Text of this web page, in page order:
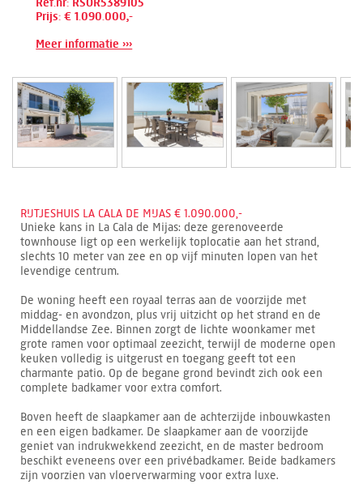
Ref.nr: RSOR5389105
Prijs: € 1.090.000,-
Meer informatie ›››
RIJTJESHUIS LA CALA DE MIJAS € 1.090.000,-
Unieke kans in La Cala de Mijas: deze gerenoveerde
townhouse ligt op een werkelijk toplocatie aan het strand,
slechts 10 meter van zee en op vijf minuten lopen van het
levendige centrum.
De woning heeft een royaal terras aan de voorzijde met
middag- en avondzon, plus vrij uitzicht op het strand en de
Middellandse Zee. Binnen zorgt de lichte woonkamer met
grote ramen voor optimaal zeezicht, terwijl de moderne open
keuken volledig is uitgerust en toegang geeft tot een
charmante patio. Op de begane grond bevindt zich ook een
complete badkamer voor extra comfort.
Boven heeft de slaapkamer aan de achterzijde inbouwkasten
en een eigen badkamer. De slaapkamer aan de voorzijde
geniet van indrukwekkend zeezicht, en de master bedroom
beschikt eveneens over een privébadkamer. Beide badkamers
zijn voorzien van vloerverwarming voor extra luxe.